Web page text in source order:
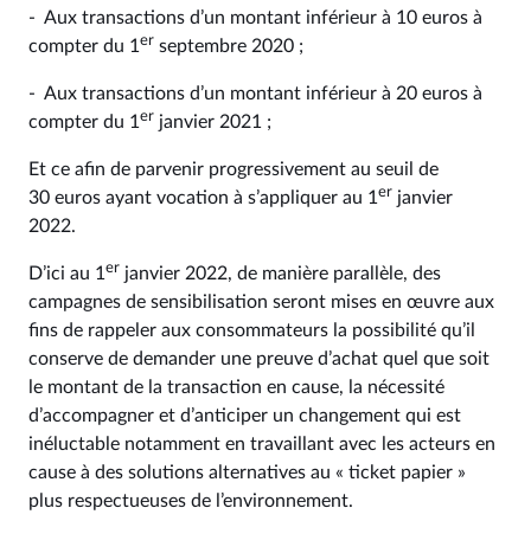
- Aux transactions d’un montant inférieur à 10 euros à
compter du 1 er septembre 2020 ;
- Aux transactions d’un montant inférieur à 20 euros à
compter du 1 er janvier 2021 ;
Et ce afin de parvenir progressivement au seuil de
30 euros ayant vocation à s’appliquer au 1 er janvier
2022.
D’ici au 1 er janvier 2022, de manière parallèle, des
campagnes de sensibilisation seront mises en œuvre aux
fins de rappeler aux consommateurs la possibilité qu’il
conserve de demander une preuve d’achat quel que soit
le montant de la transaction en cause, la nécessité
d’accompagner et d’anticiper un changement qui est
inéluctable notamment en travaillant avec les acteurs en
cause à des solutions alternatives au « ticket papier »
plus respectueuses de l’environnement.